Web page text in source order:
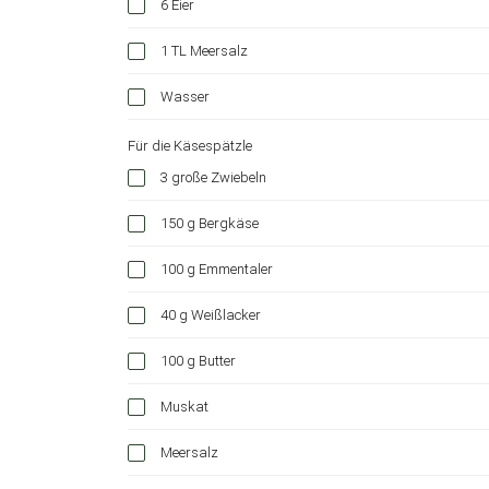
6 Eier
1 TL Meersalz
Wasser
Für die Käsespätzle
3 große Zwiebeln
150 g Bergkäse
100 g Emmentaler
40 g Weißlacker
100 g Butter
Muskat
Meersalz